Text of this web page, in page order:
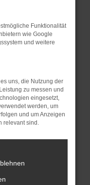
und dein
Stand sind.
auch dazu führen,
mehr
Schritte versucht
werden versuchen,
uns diesen
zu
Funktionalität
wie Google
und weitere
uns, die Nutzung der
zu messen und
eingesetzt,
werden, um
und um Anzeigen
relevant sind.